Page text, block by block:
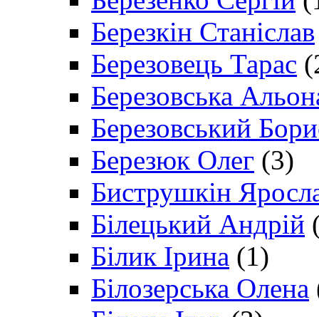
Березкін Станіслав
Березовець Тарас
Березовська
Березовський
Березюк Олег (3)
Биструшкін
Білецький Андрій
Білик Ірина (1)
Білозерська Олена